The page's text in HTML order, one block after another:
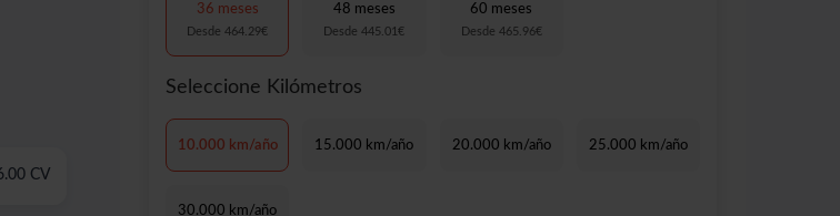
CV
36 meses
Desde 464.29€
48 meses
Desde 445.01€
60 meses
Desde 465.96€
Seleccione Kilómetros
10.000 km/año 15.000 km/año 20.000 km/año 25.000 km/año
30.000 km/año